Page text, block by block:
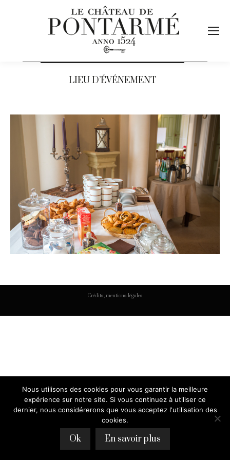
LIEU D’ÉVÉNEMENT
Crédits, mentions légales
Nous utilisons des cookies pour vous garantir la meilleure
expérience sur notre site. Si vous continuez à utiliser ce
dernier, nous considérerons que vous acceptez l'utilisation des
cookies.
Ok En savoir plus